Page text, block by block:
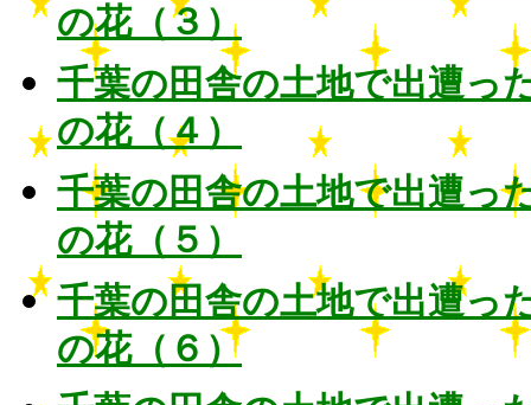
の花（３）
千葉の田舎の土地で出遭っ
の花（４）
千葉の田舎の土地で出遭っ
の花（５）
千葉の田舎の土地で出遭っ
の花（６）